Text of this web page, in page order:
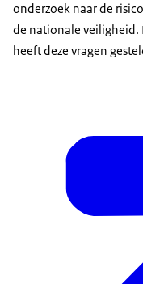
onderzoek naar de
de nationale veiligheid.
heeft deze vragen